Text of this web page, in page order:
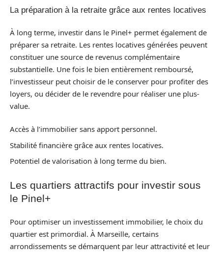
La préparation à la retraite grâce aux rentes locatives
À long terme, investir dans le Pinel+ permet également de
préparer sa retraite. Les rentes locatives générées peuvent
constituer une source de revenus complémentaire
substantielle. Une fois le bien entièrement remboursé,
l’investisseur peut choisir de le conserver pour profiter des
loyers, ou décider de le revendre pour réaliser une plus-
value.
Accès à l’immobilier sans apport personnel.
Stabilité financière grâce aux rentes locatives.
Potentiel de valorisation à long terme du bien.
Les quartiers attractifs pour investir sous
le Pinel+
Pour optimiser un investissement immobilier, le choix du
quartier est primordial. À Marseille, certains
arrondissements se démarquent par leur attractivité et leur